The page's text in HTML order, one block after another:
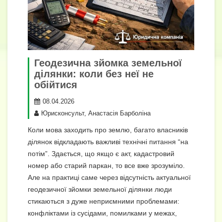
Геодезична зйомка земельної
ділянки: коли без неї не
обійтися
08.04.2026
Юрисконсульт, Анастасія Барболіна
Коли мова заходить про землю, багато власників
ділянок відкладають важливі технічні питання “на
потім”. Здається, що якщо є акт, кадастровий
номер або старий паркан, то все вже зрозуміло.
Але на практиці саме через відсутність актуальної
геодезичної зйомки земельної ділянки люди
стикаються з дуже неприємними проблемами:
конфліктами із сусідами, помилками у межах,